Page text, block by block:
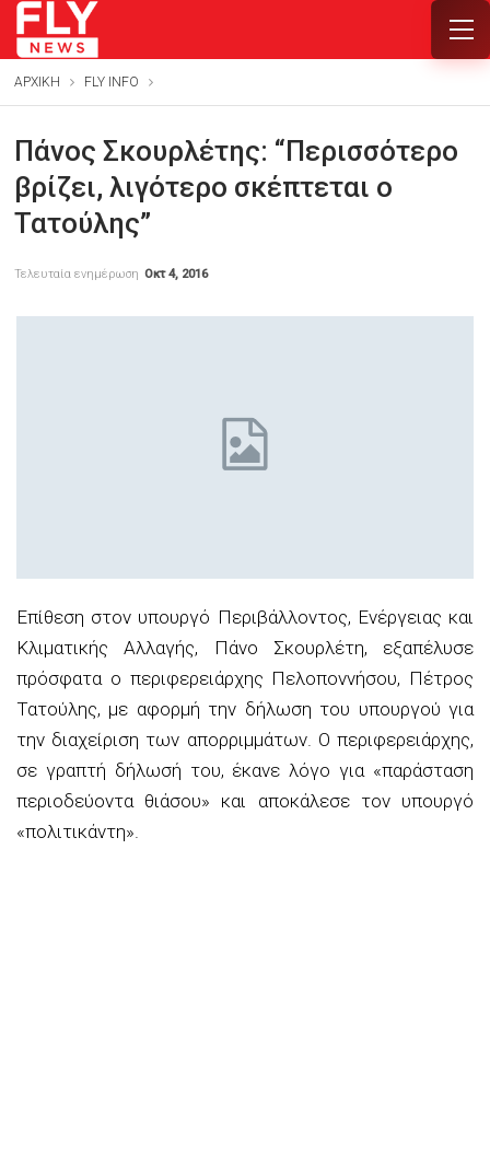
ΑΡΧΙΚΗ FLY INFO
Πάνος Σκουρλέτης: “Περισσότερο
βρίζει, λιγότερο σκέπτεται ο
Τατούλης”
Τελευταία ενημέρωση Οκτ 4, 2016
Επίθεση στον υπουργό Περιβάλλοντος, Ενέργειας και
Κλιματικής Αλλαγής, Πάνο Σκουρλέτη, εξαπέλυσε
πρόσφατα ο περιφερειάρχης Πελοποννήσου, Πέτρος
Τατούλης, με αφορμή την δήλωση του υπουργού για
την διαχείριση των απορριμμάτων. Ο περιφερειάρχης,
σε γραπτή δήλωσή του, έκανε λόγο για «παράσταση
περιοδεύοντα θιάσου» και αποκάλεσε τον υπουργό
«πολιτικάντη».